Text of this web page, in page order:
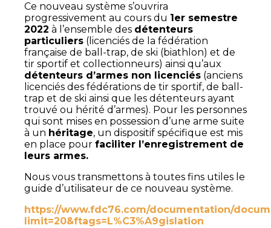
Ce nouveau système s’ouvrira
progressivement au cours du 1er semestre
2022 à l’ensemble des détenteurs
particuliers (licenciés de la fédération
française de ball-trap, de ski (biathlon) et de
tir sportif et collectionneurs) ainsi qu’aux
détenteurs d’armes non licenciés (anciens
licenciés des fédérations de tir sportif, de ball-
trap et de ski ainsi que les détenteurs ayant
trouvé ou hérité d’armes). Pour les personnes
qui sont mises en possession d’une arme suite
à un héritage, un dispositif spécifique est mis
en place pour faciliter l’enregistrement de
leurs armes.
Nous vous transmettons à toutes fins utiles le
guide d’utilisateur de ce nouveau système.
https://www.fdc76.com/documentation/
limit=20&ftags=L%C3%A9gislation